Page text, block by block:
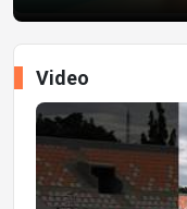
Video